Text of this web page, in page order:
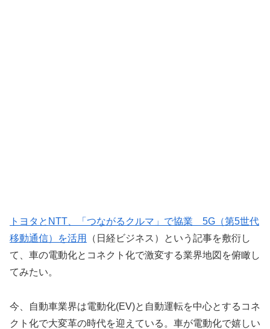
トヨタとNTT、「つながるクルマ」で協業 5G（第5世代
移動通信）を活用
（日経ビジネス）という記事を敷衍し
て、車の電動化とコネクト化で激変する業界地図を俯瞰し
てみたい。
今、自動車業界は電動化(EV)と自動運転を中心とするコネ
クト化で大変革の時代を迎えている。車が電動化で嬉しい